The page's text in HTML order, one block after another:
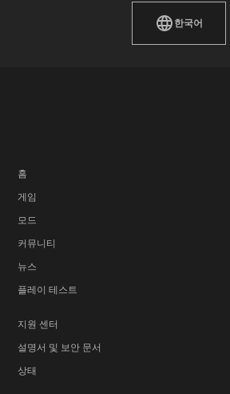
한국어
홈
게임
모드
커뮤니티
뉴스
플레이 테스트
지원 센터
설명서 및 보안 문서
상태